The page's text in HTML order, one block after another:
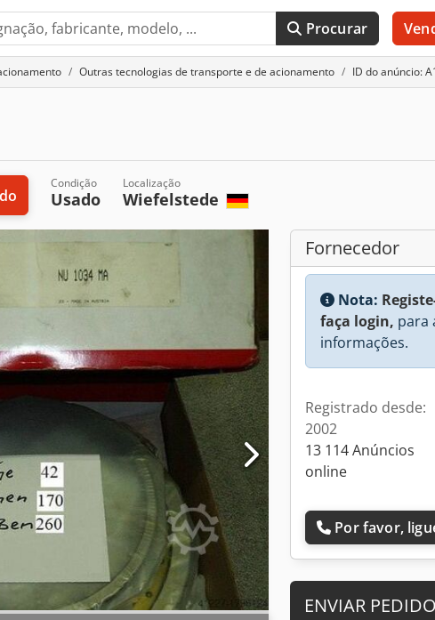
Procurar
Outras tecnologias de transporte e de acionamento ID do anúncio:
Condição
Usado
Localização
Wiefelstede
Fornecedor
Nota:
faça login, para
informações.
Registrado desde:
2002
13 114 Anúncios
online
Por favor,
ENVIAR PEDIDO